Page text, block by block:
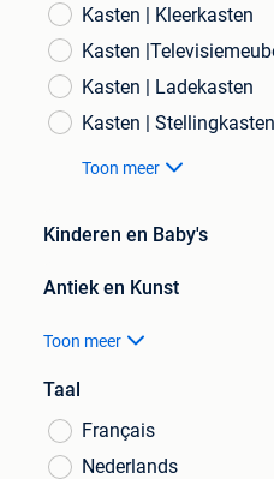
Kasten | Kleerkasten
Kasten
Kasten | Ladekasten
Kasten | Stellingkasten
Toon meer
Kinderen en Baby's
Antiek en Kunst
Toon meer
Taal
Français
Nederlands